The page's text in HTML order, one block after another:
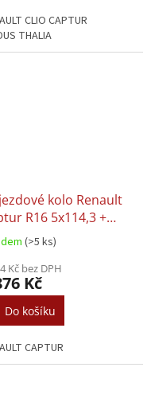
CLIO CAPTUR
THALIA
kolo Renault
R16 5x114,3 +
(>5 ks)
Kč bez DPH
Kč
Do košíku
CAPTUR